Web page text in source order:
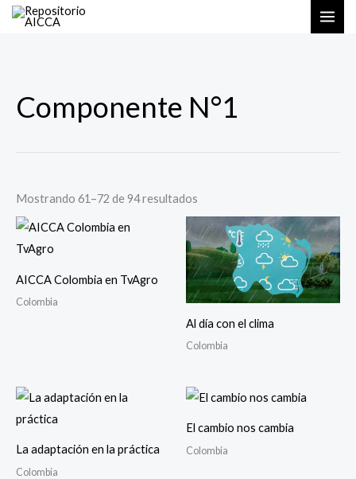
Componente N°1
Mostrando 61–72 de 94 resultados
por
los
últimos
AICCA Colombia en TvAgro
Colombia
Al día con el clima
Colombia
La adaptación en la práctica
Colombia
El cambio nos cambia
Colombia